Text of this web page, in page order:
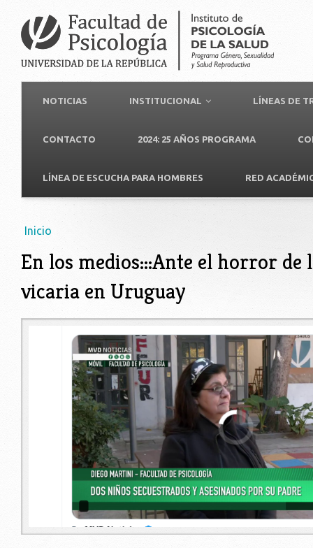
NOTICIAS INSTITUCIONAL LÍNEAS DE
CONTACTO 2024: 25 AÑOS PROGRAMA
LÍNEA DE ESCUCHA PARA HOMBRES RED
Usted está aquí
Inicio
En los medios:::Ante el horror de
vicaria en Uruguay
screenshot_20250908_155201.png